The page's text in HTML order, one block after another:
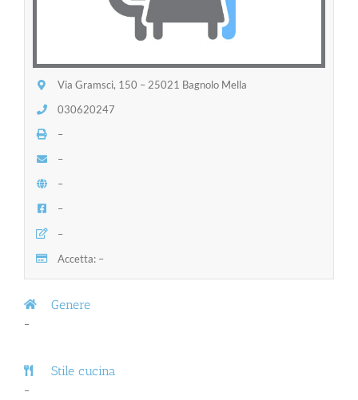
Via Gramsci, 150 – 25021 Bagnolo Mella
030620247
–
–
–
–
–
Accetta: –
Genere
–
Stile cucina
–